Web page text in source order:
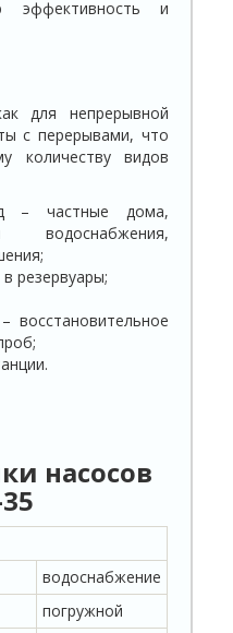
эффективность и
для непрерывной
с перерывами, что
количеству видов
– частные дома,
водоснабжения,
резервуары;
восстановительное
насосов
водоснабжение
погружной